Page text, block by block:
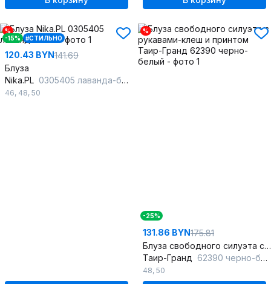
%
-15%
#СТИЛЬНО
120.43 BYN141.69
Блуза
Nika.PL 0305405 лаванда-беж
46, 48, 50
%
-25%
131.86 BYN175.81
Блуза свободного силуэта с рукавами-клеш и принтом
Таир-Гранд 62390 черно-белый
48, 50